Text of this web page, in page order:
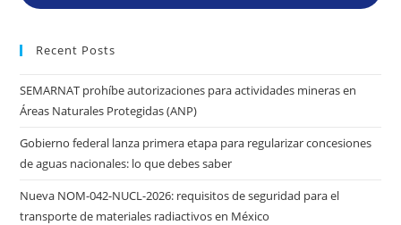
Recent Posts
SEMARNAT prohíbe autorizaciones para actividades mineras en
Áreas Naturales Protegidas (ANP)
Gobierno federal lanza primera etapa para regularizar concesiones
de aguas nacionales: lo que debes saber
Nueva NOM-042-NUCL-2026: requisitos de seguridad para el
transporte de materiales radiactivos en México